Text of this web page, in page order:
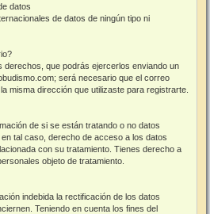
datos
de datos de ningún tipo ni
derechos, que podrás ejercerlos enviando un
será necesario que el correo
misma dirección que utilizaste para registrarte.
de si se están tratando o no datos
tal caso, derecho de acceso a los datos
con su tratamiento. Tienes derecho a
objeto de tratamiento.
indebida la rectificación de los datos
Teniendo en cuenta los fines del